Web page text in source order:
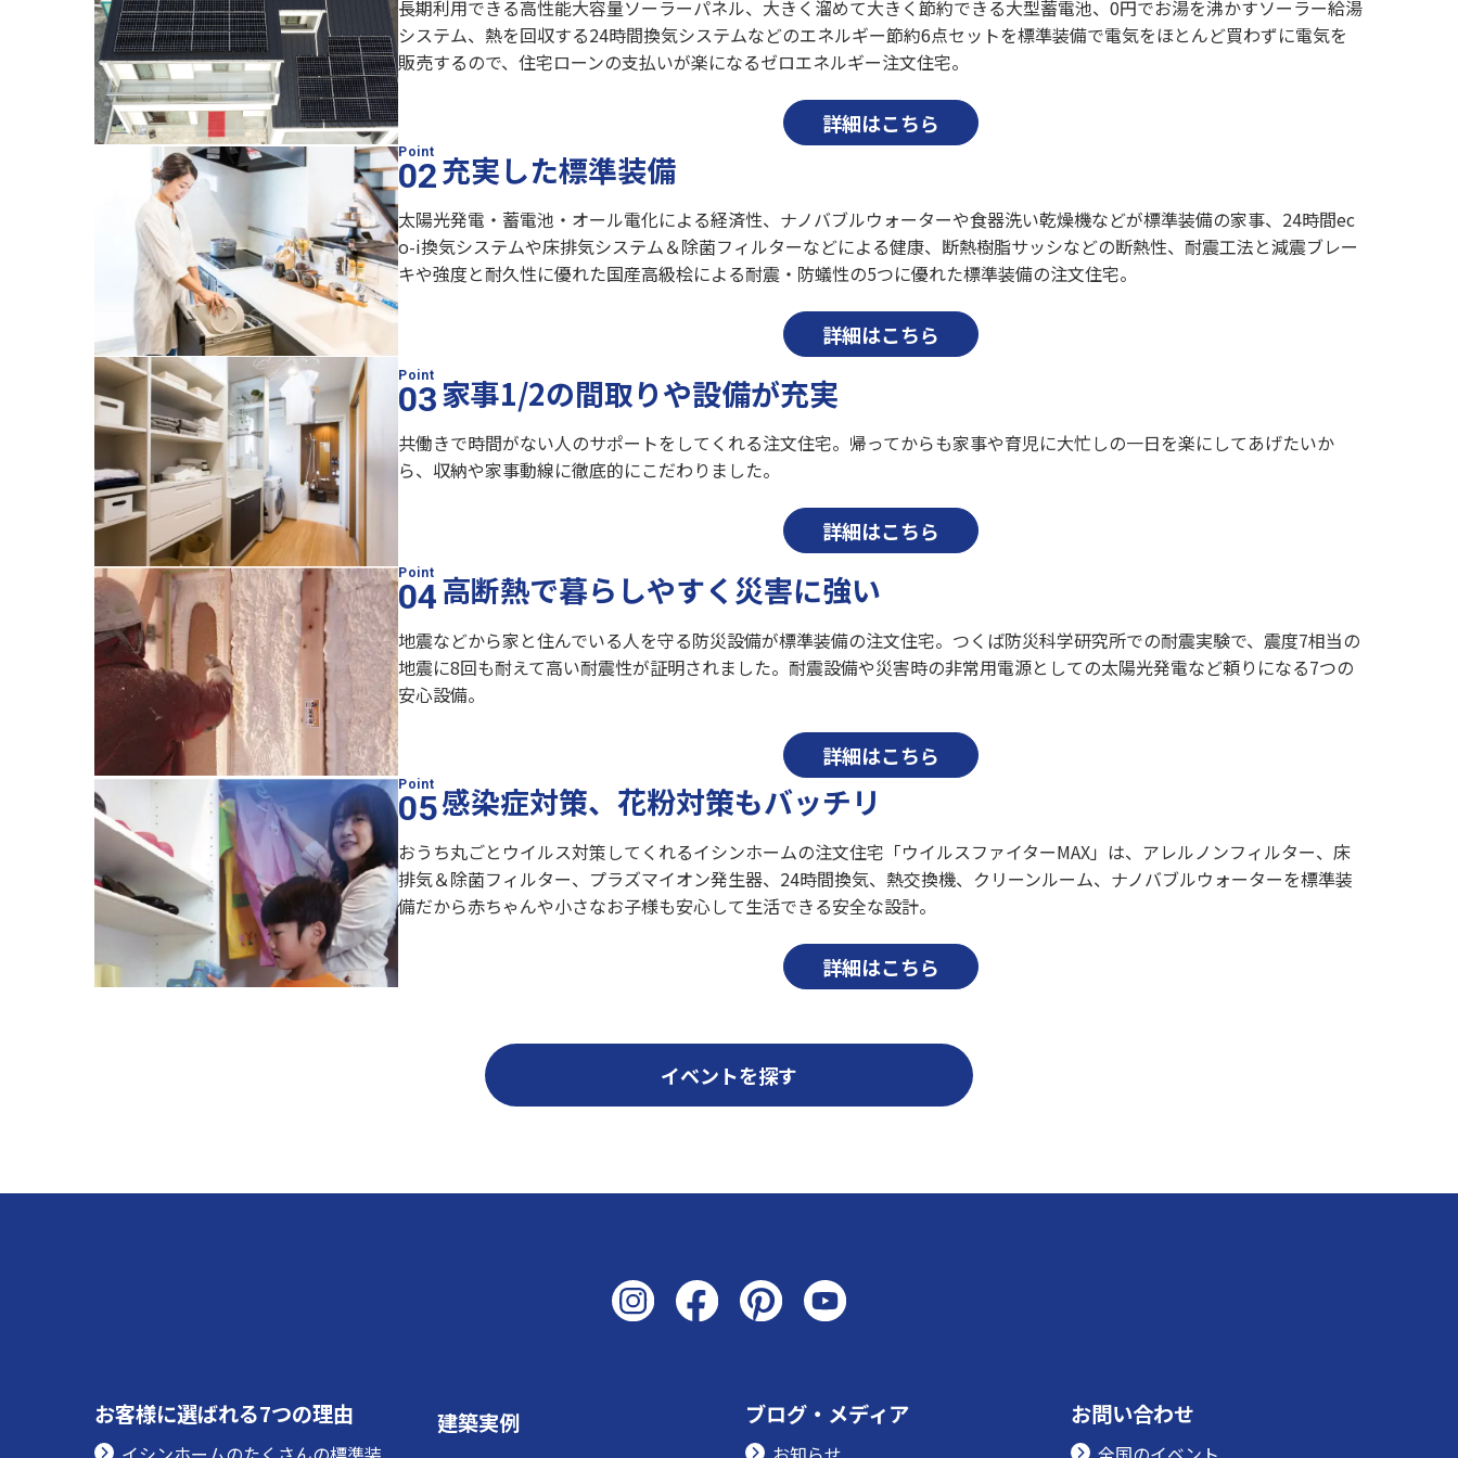
長期利用できる高性能大容量ソーラーパネル、大きく溜めて大きく節約できる大型蓄電池、0円でお湯を沸かすソーラー給湯
システム、熱を回収する24時間換気システムなどのエネルギー節約6点セットを標準装備で電気をほとんど買わずに電気を
販売するので、住宅ローンの支払いが楽になるゼロエネルギー注文住宅。
詳細はこちら
充実した標準装備
太陽光発電・蓄電池・オール電化による経済性、ナノバブルウォーターや食器洗い乾燥機などが標準装備の家事、24時間ec
o-i換気システムや床排気システム＆除菌フィルターなどによる健康、断熱樹脂サッシなどの断熱性、耐震工法と減震ブレー
キや強度と耐久性に優れた国産高級桧による耐震・防蟻性の5つに優れた標準装備の注文住宅。
詳細はこちら
家事1/2の間取りや設備が充実
共働きで時間がない人のサポートをしてくれる注文住宅。帰ってからも家事や育児に大忙しの一日を楽にしてあげたいか
ら、収納や家事動線に徹底的にこだわりました。
詳細はこちら
高断熱で暮らしやすく災害に強い
地震などから家と住んでいる人を守る防災設備が標準装備の注文住宅。つくば防災科学研究所での耐震実験で、震度7相当の
地震に8回も耐えて高い耐震性が証明されました。耐震設備や災害時の非常用電源としての太陽光発電など頼りになる7つの
安心設備。
詳細はこちら
感染症対策、花粉対策もバッチリ
おうち丸ごとウイルス対策してくれるイシンホームの注文住宅「ウイルスファイターMAX」は、アレルノンフィルター、床
排気＆除菌フィルター、プラズマイオン発生器、24時間換気、熱交換機、クリーンルーム、ナノバブルウォーターを標準装
備だから赤ちゃんや小さなお子様も安心して生活できる安全な設計。
詳細はこちら
イベントを探す
お客様に選ばれる7つの理由 建築実例 ブログ・メディア お問い合わせ